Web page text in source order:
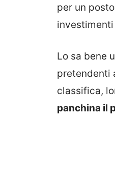
per un
Lo sa bene
pretendenti
classifica,
panchina il